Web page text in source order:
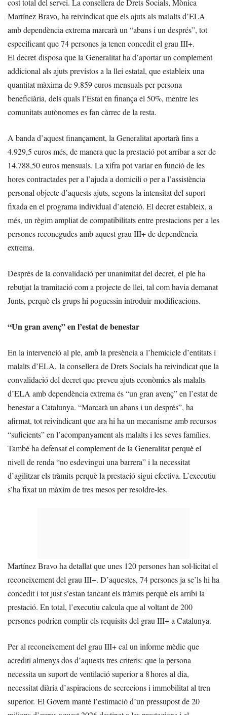
Martínez Bravo, ha reivindicat que els ajuts als malalts d’ELA
amb dependència extrema marcarà un “abans i un després”, tot
especificant que 74 persones ja tenen concedit el grau III+.
El decret disposa que la Generalitat ha d’aportar un complement
addicional als ajuts previstos a la llei estatal, que estableix una
quantitat màxima de 9.859 euros mensuals per persona
beneficiària, dels quals l’Estat en finança el 50%, mentre les
comunitats autònomes es fan càrrec de la resta.
A banda d’aquest finançament, la Generalitat aportarà fins a
4.929,5 euros més, de manera que la prestació pot arribar a ser de
14.788,50 euros mensuals. La xifra pot variar en funció de les
hores contractades per a l’ajuda a domicili o per a l’assistència
personal objecte d’aquests ajuts, segons la intensitat del suport
fixada en el programa individual d’atenció. El decret estableix, a
més, un règim ampliat de compatibilitats entre prestacions per a les
persones reconegudes amb aquest grau III+ de dependència
extrema.
Després de la convalidació per unanimitat del decret, el ple ha
rebutjat la tramitació com a projecte de llei, tal com havia demanat
Junts, perquè els grups hi poguessin introduir modificacions.
“Un gran avenç” en l’estat de benestar
En la intervenció al ple, amb la presència a l’hemicicle d’entitats i
malalts d’ELA, la consellera de Drets Socials ha reivindicat que la
convalidació del decret que preveu ajuts econòmics als malalts
d’ELA amb dependència extrema és “un gran avenç” en l’estat de
benestar a Catalunya. “Marcarà un abans i un després”, ha
afirmat, tot reivindicant que ara hi ha un mecanisme amb recursos
“suficients” en l’acompanyament als malalts i les seves famílies.
També ha defensat el complement de la Generalitat perquè el
nivell de renda “no esdevingui una barrera” i la necessitat
d’agilitzar els tràmits perquè la prestació sigui efectiva. L’executiu
s’ha fixat un màxim de tres mesos per resoldre-les.
Martínez Bravo ha detallat que unes 120 persones han sol·licitat el
reconeixement del grau III+. D’aquestes, 74 persones ja se’ls hi ha
concedit i tot just s’estan tancant els tràmits perquè els arribi la
prestació. En total, l’executiu calcula que al voltant de 200
persones podrien complir els requisits del grau III+ a Catalunya.
Per al reconeixement del grau III+ cal un informe mèdic que
acrediti almenys dos d’aquests tres criteris: que la persona
necessita un suport de ventilació superior a 8 hores al dia,
necessitat diària d’aspiracions de secrecions i immobilitat al tren
superior. El Govern manté l’estimació d’un pressupost de 20